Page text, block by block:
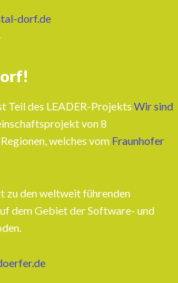
dorf.de
Teil des LEADER-Projekts Wir sind
von 8
welches vom Fraunhofer
zu den weltweit führenden
dem Gebiet der Software- und